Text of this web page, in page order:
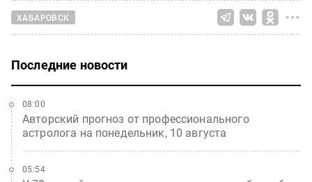
ХАБАРОВСК
Последние новости
Авторский прогноз от профессионального
астролога на понедельник, 10 августа
08:00
05:54